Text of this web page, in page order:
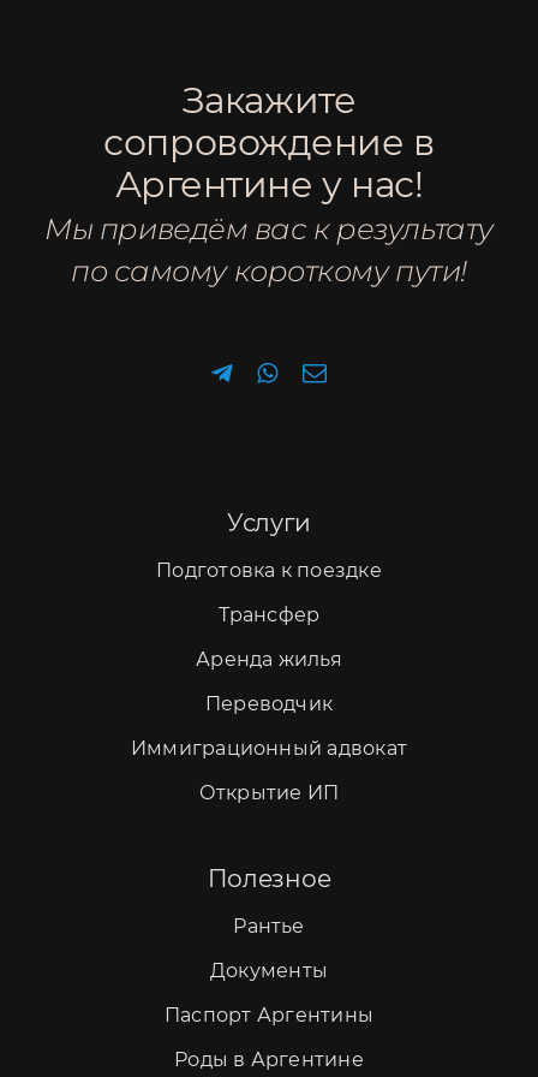
Закажите
сопровождение в
Аргентине у нас!
Мы приведём вас к результату
по самому короткому пути!
Услуги
Подготовка к поездке
Трансфер
Аренда жилья
Переводчик
Иммиграционный адвокат
Открытие ИП
Полезное
Рантье
Документы
Паспорт Аргентины
Роды в Аргентине